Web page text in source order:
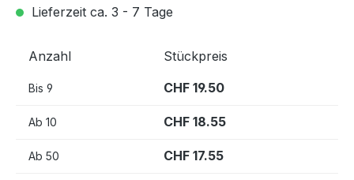
Lieferzeit ca. 3 - 7 Tage
Anzahl Stückpreis
Bis 9 CHF 19.50
Ab 10 CHF 18.55
Ab 50 CHF 17.55